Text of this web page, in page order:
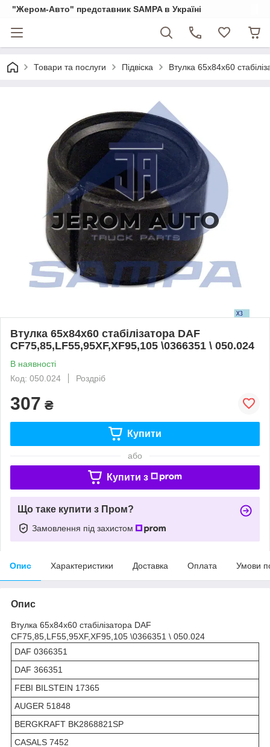
"Жером-Авто" представник SAMPA в Україні
Товари та послуги Підвіска Втулка 65x84x60
Втулка 65x84x60 стабілізатора DAF
CF75,85,LF55,95XF,XF95,105 \0366351 \ 050.024
В наявності
Код: 050.024
Роздріб
307 ₴
Купити
або
Купити з
Що таке купити з Пром?
Замовлення під захистом
Опис Характеристики Доставка Оплата Умови
Опис
Втулка 65x84x60 стабілізатора DAF
CF75,85,LF55,95XF,XF95,105 \0366351 \ 050.024
DAF 0366351
DAF 366351
FEBI BILSTEIN 17365
AUGER 51848
BERGKRAFT BK2868821SP
CASALS 7452